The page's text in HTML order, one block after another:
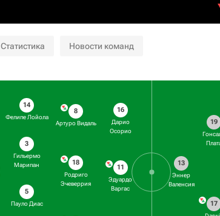
Статистика Новости команд
14
Фелипе Лойола
3
Гильермо
Марипан
5
Пауло Диас
8
Артуро Видаль
18
Родриго
Эчеверрия
16
Дарио
Осорио
11
Эдуардо
Варгас
19
17
13
Эннер
Валенсия